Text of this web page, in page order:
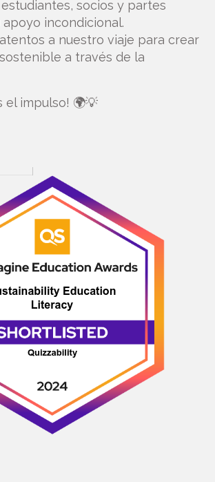
socios y partes
incondicional.
a nuestro viaje para crear
a través de la
el impulso! 🌍💡